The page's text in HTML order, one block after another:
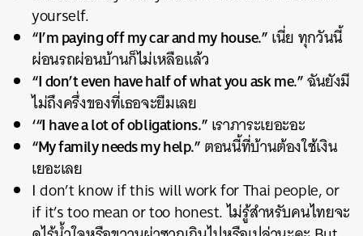
yourself.
“I’m paying off my car and my house.”เนี่ย ทุกวันนี้
ผ่อนรถผ่อนบ้านก็ไม่เหลือแล้ว
“I don’t even have half of what you ask me.”ฉันยังมี
ไม่ถึงครึ่งของที่เธอจะยืมเลย
‘“I have a lot of obligations.”เราภาระเยอะอะ
“My family needs my help.”ตอนนี้ที่บ้านต้องใช้เงิน
เยอะเลย
I don’t know if this will work for Thai people, or
if it’s too mean or too honest. ไม่รู้สำหรับคนไทยจะ